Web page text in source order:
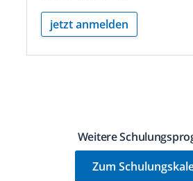
jetzt anmelden
Weitere
Zum